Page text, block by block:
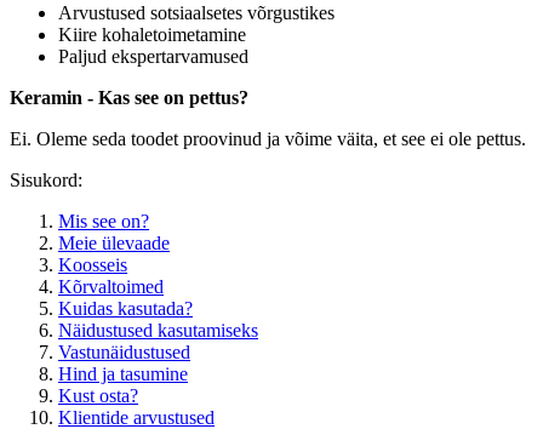
Arvustused sotsiaalsetes võrgustikes
Kiire kohaletoimetamine
Paljud ekspertarvamused
Keramin - Kas see on pettus?
Ei. Oleme seda toodet proovinud ja võime väita, et see ei ole pettus.
Sisukord:
Mis see on?
Meie ülevaade
Koosseis
Kõrvaltoimed
Kuidas kasutada?
Näidustused kasutamiseks
Vastunäidustused
Hind ja tasumine
Kust osta?
Klientide arvustused